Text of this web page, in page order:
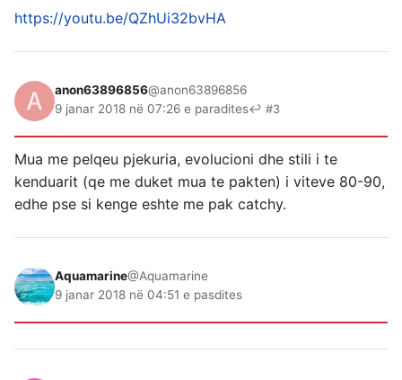
https://youtu.be/QZhUi32bvHA
anon63896856@anon63896856
9 janar 2018 në 07:26 e paradites↩ #3
Mua me pelqeu pjekuria, evolucioni dhe stili i te
kenduarit (qe me duket mua te pakten) i viteve 80-90,
edhe pse si kenge eshte me pak catchy.
Aquamarine@Aquamarine
9 janar 2018 në 04:51 e pasdites